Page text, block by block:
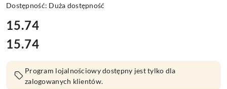
Dostępność: Duża dostępność
cena:
15.74
Cena:
15.74
Program lojalnościowy dostępny jest tylko dla
zalogowanych klientów.